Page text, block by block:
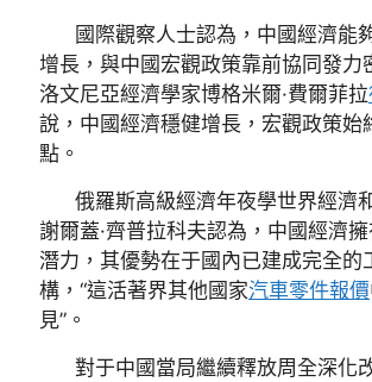
國際觀察人士認為，中國經濟能
增長，與中國宏觀政策靠前協同發力
洛文尼亞經濟學家博格米爾·費爾菲拉
說，中國經濟穩健增長，宏觀政策始
點。
俄羅斯高級經濟年夜學世界經濟
謝爾蓋·齊普拉科夫認為，中國經濟
潛力，其優勢在于國內已建成完全的
構，“這活著界其他國家汽車零件報價
見”。
對于中國當局繼續釋放周全深化